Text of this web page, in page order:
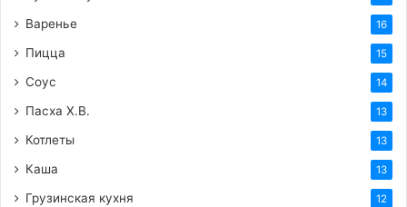
Варенье 16
Пицца 15
Соус 14
Пасха Х.В. 13
Котлеты 13
Каша 13
Грузинская кухня 12